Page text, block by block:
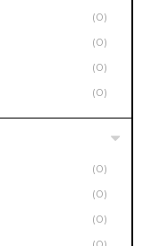
(0)
(0)
(0)
(0)
(0)
(0)
(0)